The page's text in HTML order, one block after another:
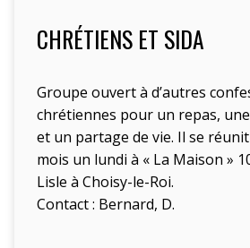
CHRÉTIENS ET SIDA
Groupe ouvert à d’autres
chrétiennes pour un repas,
et un partage de vie. Il se
mois un lundi à « La Maison »
Lisle à Choisy-le-Roi.
Contact : Bernard, D.